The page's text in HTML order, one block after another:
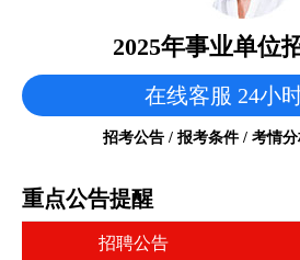
2025年事业单位
在线客服 24小
招考公告 / 报考条件 / 考情
重点公告提醒
招聘公告